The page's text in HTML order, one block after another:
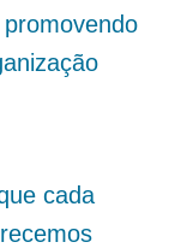
cada